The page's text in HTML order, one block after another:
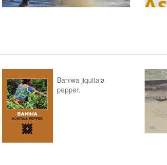
Baniwa jiquitaia
pepper.